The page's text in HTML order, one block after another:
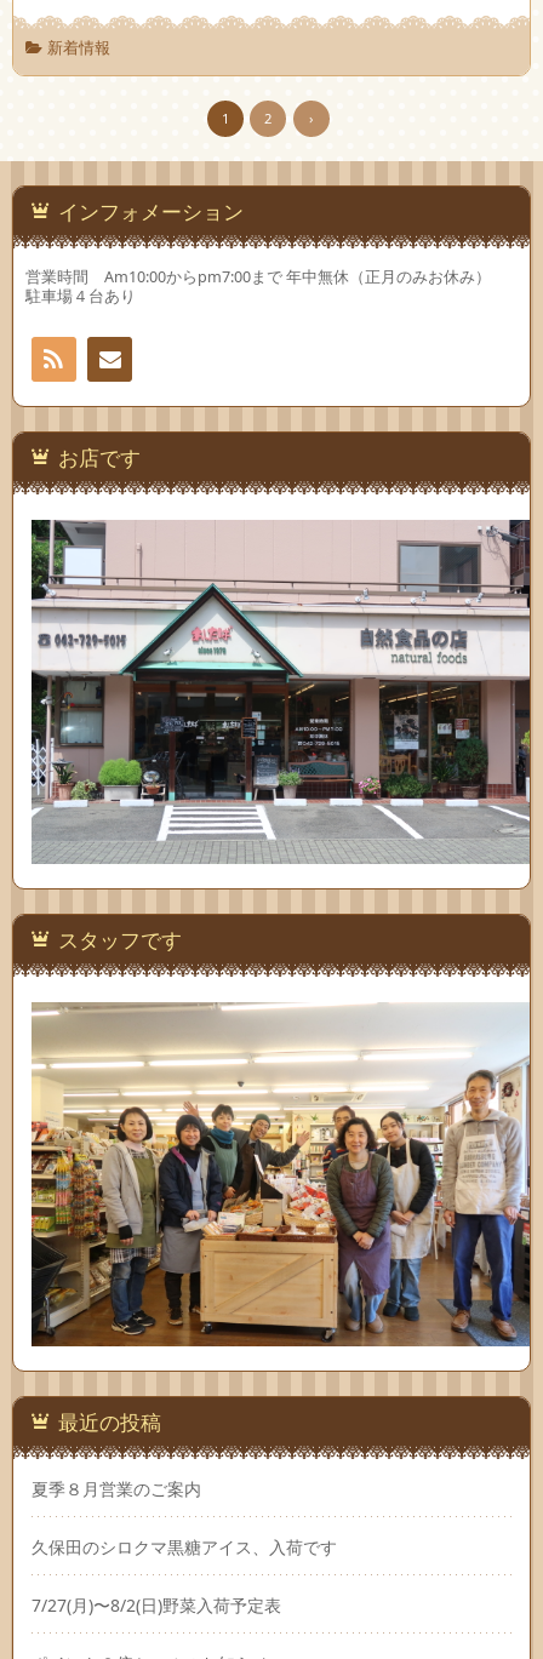
新着情報
1 2 ›
インフォメーション
営業時間 Am10:00からpm7:00まで 年中無休（正月のみお休み）
駐車場４台あり
お問
い合
わせ
お店です
スタッフです
最近の投稿
夏季８月営業のご案内
久保田のシロクマ黒糖アイス、入荷です
7/27(月)〜8/2(日)野菜入荷予定表